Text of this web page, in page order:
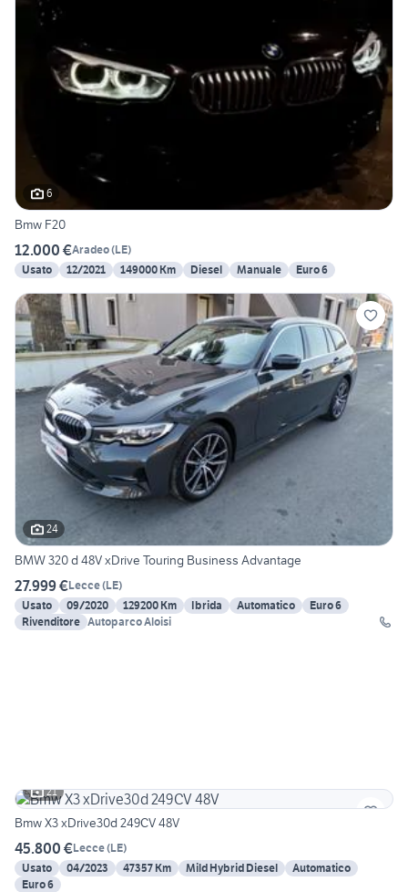
6
Bmw F20
12.000 €Aradeo(LE)
Usato
12/2021 149000 Km Diesel Manuale Euro 6
24
BMW 320 d 48V xDrive Touring Business Advantage
27.999 €Lecce(LE)
Usato
09/2020 129200 Km Ibrida Automatico
Euro 6
Rivenditore Autoparco Aloisi
21
Bmw X3 xDrive30d 249CV 48V
45.800 €Lecce(LE)
Usato
04/2023 47357 Km Mild Hybrid Diesel
Automatico
Euro 6